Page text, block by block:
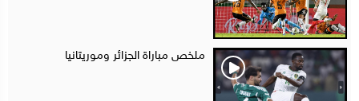
ملخص مباراة الجزائر وموريتانيا